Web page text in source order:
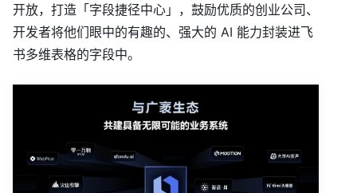
开放，打造「字段捷径中心」，鼓励优质的创业公司、
开发者将他们眼中的有趣的、强大的 AI 能力封装进飞
书多维表格的字段中。